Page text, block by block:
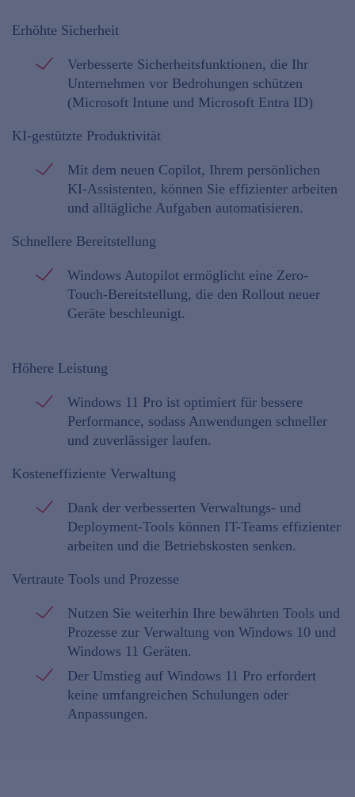
Erhöhte Sicherheit
Verbesserte Sicherheitsfunktionen, die Ihr
Unternehmen vor Bedrohungen schützen
(Microsoft Intune und Microsoft Entra ID)
KI-gestützte Produktivität
Mit dem neuen Copilot, Ihrem persönlichen
KI-Assistenten, können Sie effizienter arbeiten
und alltägliche Aufgaben automatisieren.
Schnellere Bereitstellung
Windows Autopilot ermöglicht eine Zero-
Touch-Bereitstellung, die den Rollout neuer
Geräte beschleunigt.
Höhere Leistung
Windows 11 Pro ist optimiert für bessere
Performance, sodass Anwendungen schneller
und zuverlässiger laufen.
Kosteneffiziente Verwaltung
Dank der verbesserten Verwaltungs- und
Deployment-Tools können IT-Teams effizienter
arbeiten und die Betriebskosten senken.
Vertraute Tools und Prozesse
Nutzen Sie weiterhin Ihre bewährten Tools und
Prozesse zur Verwaltung von Windows 10 und
Windows 11 Geräten.
Der Umstieg auf Windows 11 Pro erfordert
keine umfangreichen Schulungen oder
Anpassungen.